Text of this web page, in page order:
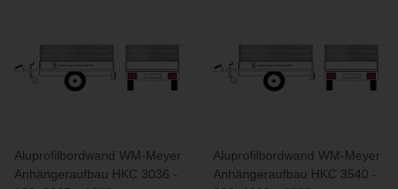
Aluprofilbordwand WM-Meyer
Anhängeraufbau HKC 3036 -
Aluprofilbordwand WM-Meyer
Anhängeraufbau HKC 3540 -